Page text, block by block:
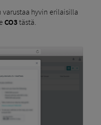
hyvin erilaisilla
CO3tästä.